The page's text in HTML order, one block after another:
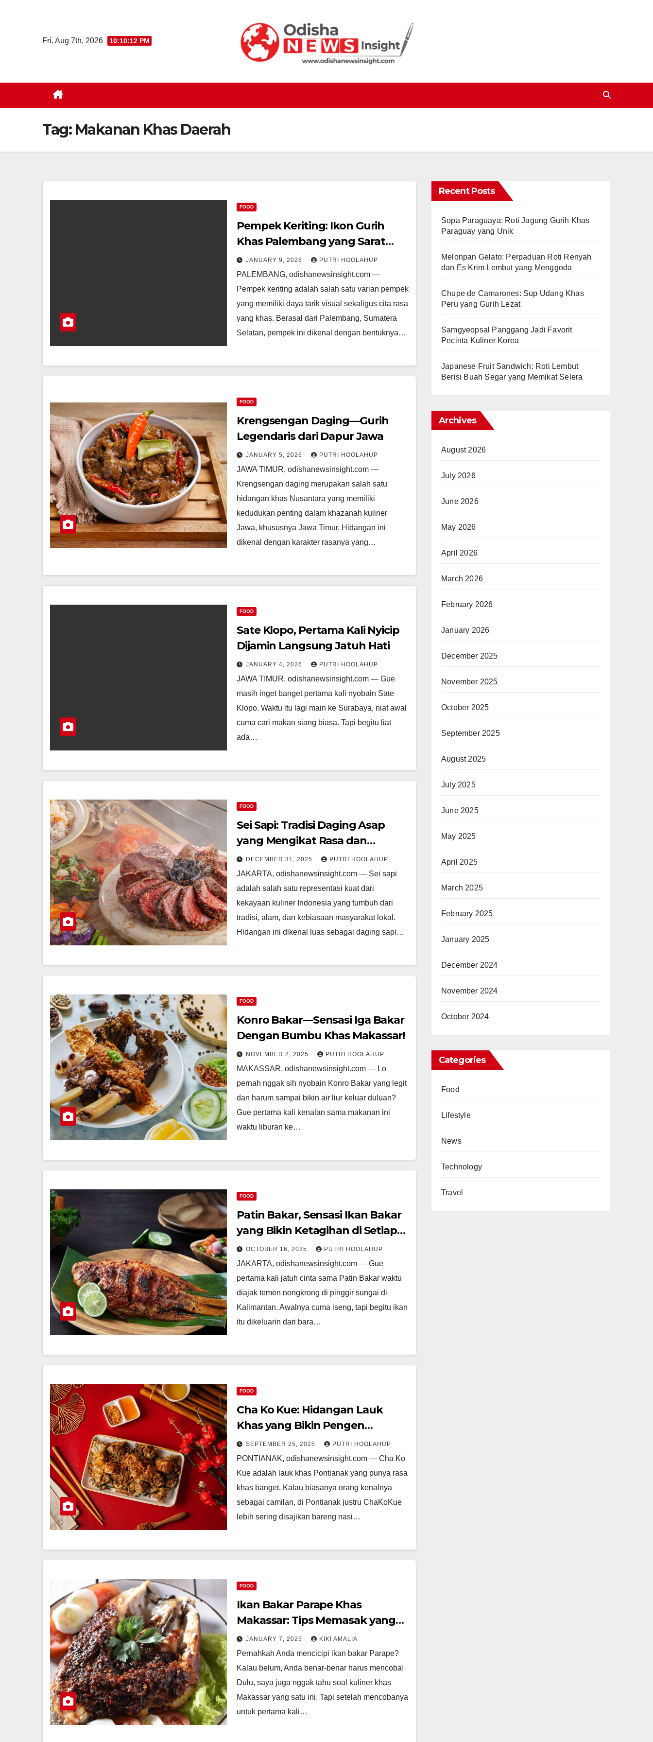
Fri. Aug 7th, 2026 10:10:13 PM
Tag: Makanan Khas Daerah
FOOD
Pempek Keriting: Ikon Gurih
Khas Palembang yang Sarat
Tradisi
JANUARY 9, 2026 PUTRI HOOLAHUP
PALEMBANG, odishanewsinsight.com —
Pempek keriting adalah salah satu varian pempek
yang memiliki daya tarik visual sekaligus cita rasa
yang khas. Berasal dari Palembang, Sumatera
Selatan, pempek ini dikenal dengan bentuknya…
FOOD
Krengsengan Daging—Gurih
Legendaris dari Dapur Jawa
JANUARY 5, 2026 PUTRI HOOLAHUP
JAWA TIMUR, odishanewsinsight.com —
Krengsengan daging merupakan salah satu
hidangan khas Nusantara yang memiliki
kedudukan penting dalam khazanah kuliner
Jawa, khususnya Jawa Timur. Hidangan ini
dikenal dengan karakter rasanya yang…
FOOD
Sate Klopo, Pertama Kali Nyicip
Dijamin Langsung Jatuh Hati
JANUARY 4, 2026 PUTRI HOOLAHUP
JAWA TIMUR, odishanewsinsight.com — Gue
masih inget banget pertama kali nyobain Sate
Klopo. Waktu itu lagi main ke Surabaya, niat awal
cuma cari makan siang biasa. Tapi begitu liat
ada…
FOOD
Sei Sapi: Tradisi Daging Asap
yang Mengikat Rasa dan
Budaya
DECEMBER 31, 2025 PUTRI HOOLAHUP
JAKARTA, odishanewsinsight.com — Sei sapi
adalah salah satu representasi kuat dari
kekayaan kuliner Indonesia yang tumbuh dari
tradisi, alam, dan kebiasaan masyarakat lokal.
Hidangan ini dikenal luas sebagai daging sapi…
FOOD
Konro Bakar—Sensasi Iga Bakar
Dengan Bumbu Khas Makassar!
NOVEMBER 2, 2025 PUTRI HOOLAHUP
MAKASSAR, odishanewsinsight.com — Lo
pernah nggak sih nyobain Konro Bakar yang legit
dan harum sampai bikin air liur keluar duluan?
Gue pertama kali kenalan sama makanan ini
waktu liburan ke…
FOOD
Patin Bakar, Sensasi Ikan Bakar
yang Bikin Ketagihan di Setiap
Gigitan
OCTOBER 16, 2025 PUTRI HOOLAHUP
JAKARTA, odishanewsinsight.com — Gue
pertama kali jatuh cinta sama Patin Bakar waktu
diajak temen nongkrong di pinggir sungai di
Kalimantan. Awalnya cuma iseng, tapi begitu ikan
itu dikeluarin dari bara…
FOOD
Cha Ko Kue: Hidangan Lauk
Khas yang Bikin Pengen
Nambah
SEPTEMBER 25, 2025 PUTRI HOOLAHUP
PONTIANAK, odishanewsinsight.com — Cha Ko
Kue adalah lauk khas Pontianak yang punya rasa
khas banget. Kalau biasanya orang kenalnya
sebagai camilan, di Pontianak justru ChaKoKue
lebih sering disajikan bareng nasi…
FOOD
Ikan Bakar Parape Khas
Makassar: Tips Memasak yang
Autentik
JANUARY 7, 2025 KIKI AMALIA
Pernahkah Anda mencicipi ikan bakar Parape?
Kalau belum, Anda benar-benar harus mencoba!
Dulu, saya juga nggak tahu soal kuliner khas
Makassar yang satu ini. Tapi setelah mencobanya
untuk pertama kali…
Recent Posts
Sopa Paraguaya: Roti Jagung Gurih Khas
Paraguay yang Unik
Melonpan Gelato: Perpaduan Roti Renyah
dan Es Krim Lembut yang Menggoda
Chupe de Camarones: Sup Udang Khas
Peru yang Gurih Lezat
Samgyeopsal Panggang Jadi Favorit
Pecinta Kuliner Korea
Japanese Fruit Sandwich: Roti Lembut
Berisi Buah Segar yang Memikat Selera
Archives
August 2026
July 2026
June 2026
May 2026
April 2026
March 2026
February 2026
January 2026
December 2025
November 2025
October 2025
September 2025
August 2025
July 2025
June 2025
May 2025
April 2025
March 2025
February 2025
January 2025
December 2024
November 2024
October 2024
Categories
Food
Lifestyle
News
Technology
Travel